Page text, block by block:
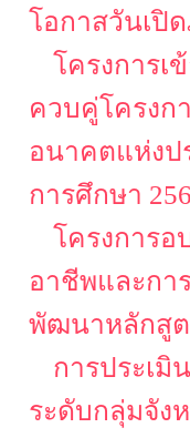
โอกาสวันเปิ
โครงการเ
ควบคู่โครงก
อนาคตแห่งป
การศึกษา
โครงการ
อาชีพและกา
พัฒนาหลักสูต
การประเมิ
ระดับกลุ่มจัง